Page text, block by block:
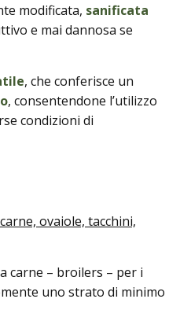
modificata, sanificata
e mai dannosa se
, che conferisce un
, consentendone l’utilizzo
condizioni di
ovaiole, tacchini,
carne – broilers – per i
uno strato di minimo